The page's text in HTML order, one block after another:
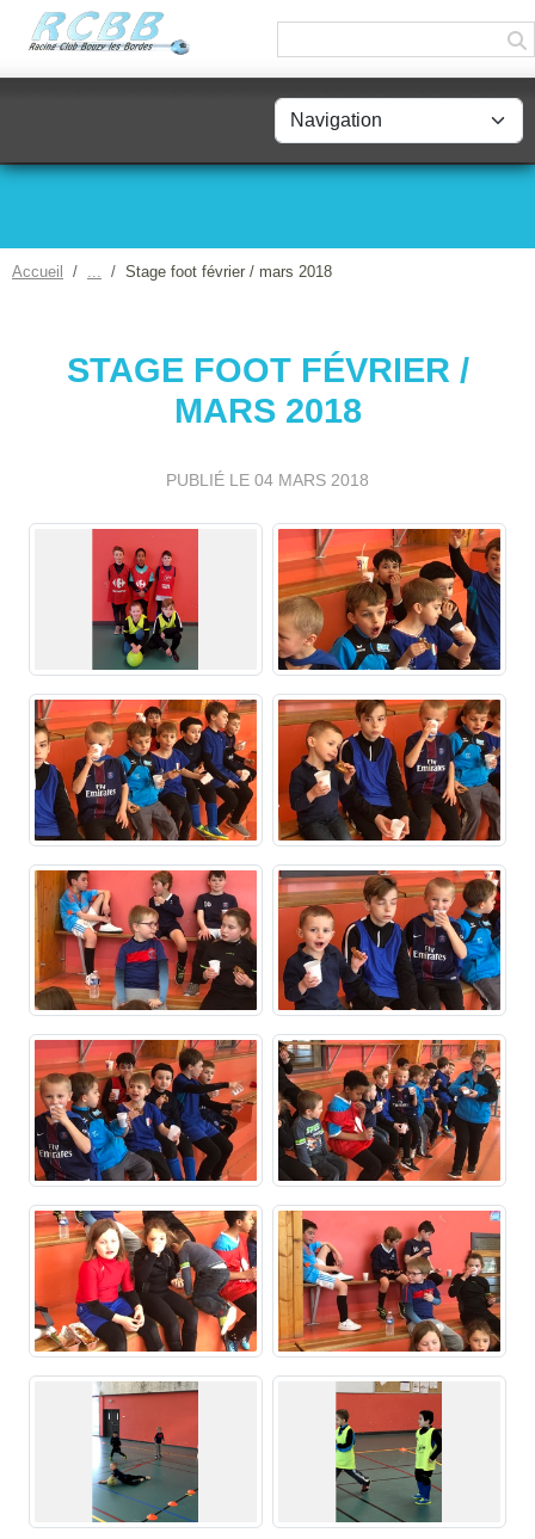
Accueil Stage foot février / mars 2018
STAGE FOOT FÉVRIER /
MARS 2018
PUBLIÉ LE 04 MARS 2018
Panneau de gestion des cookies